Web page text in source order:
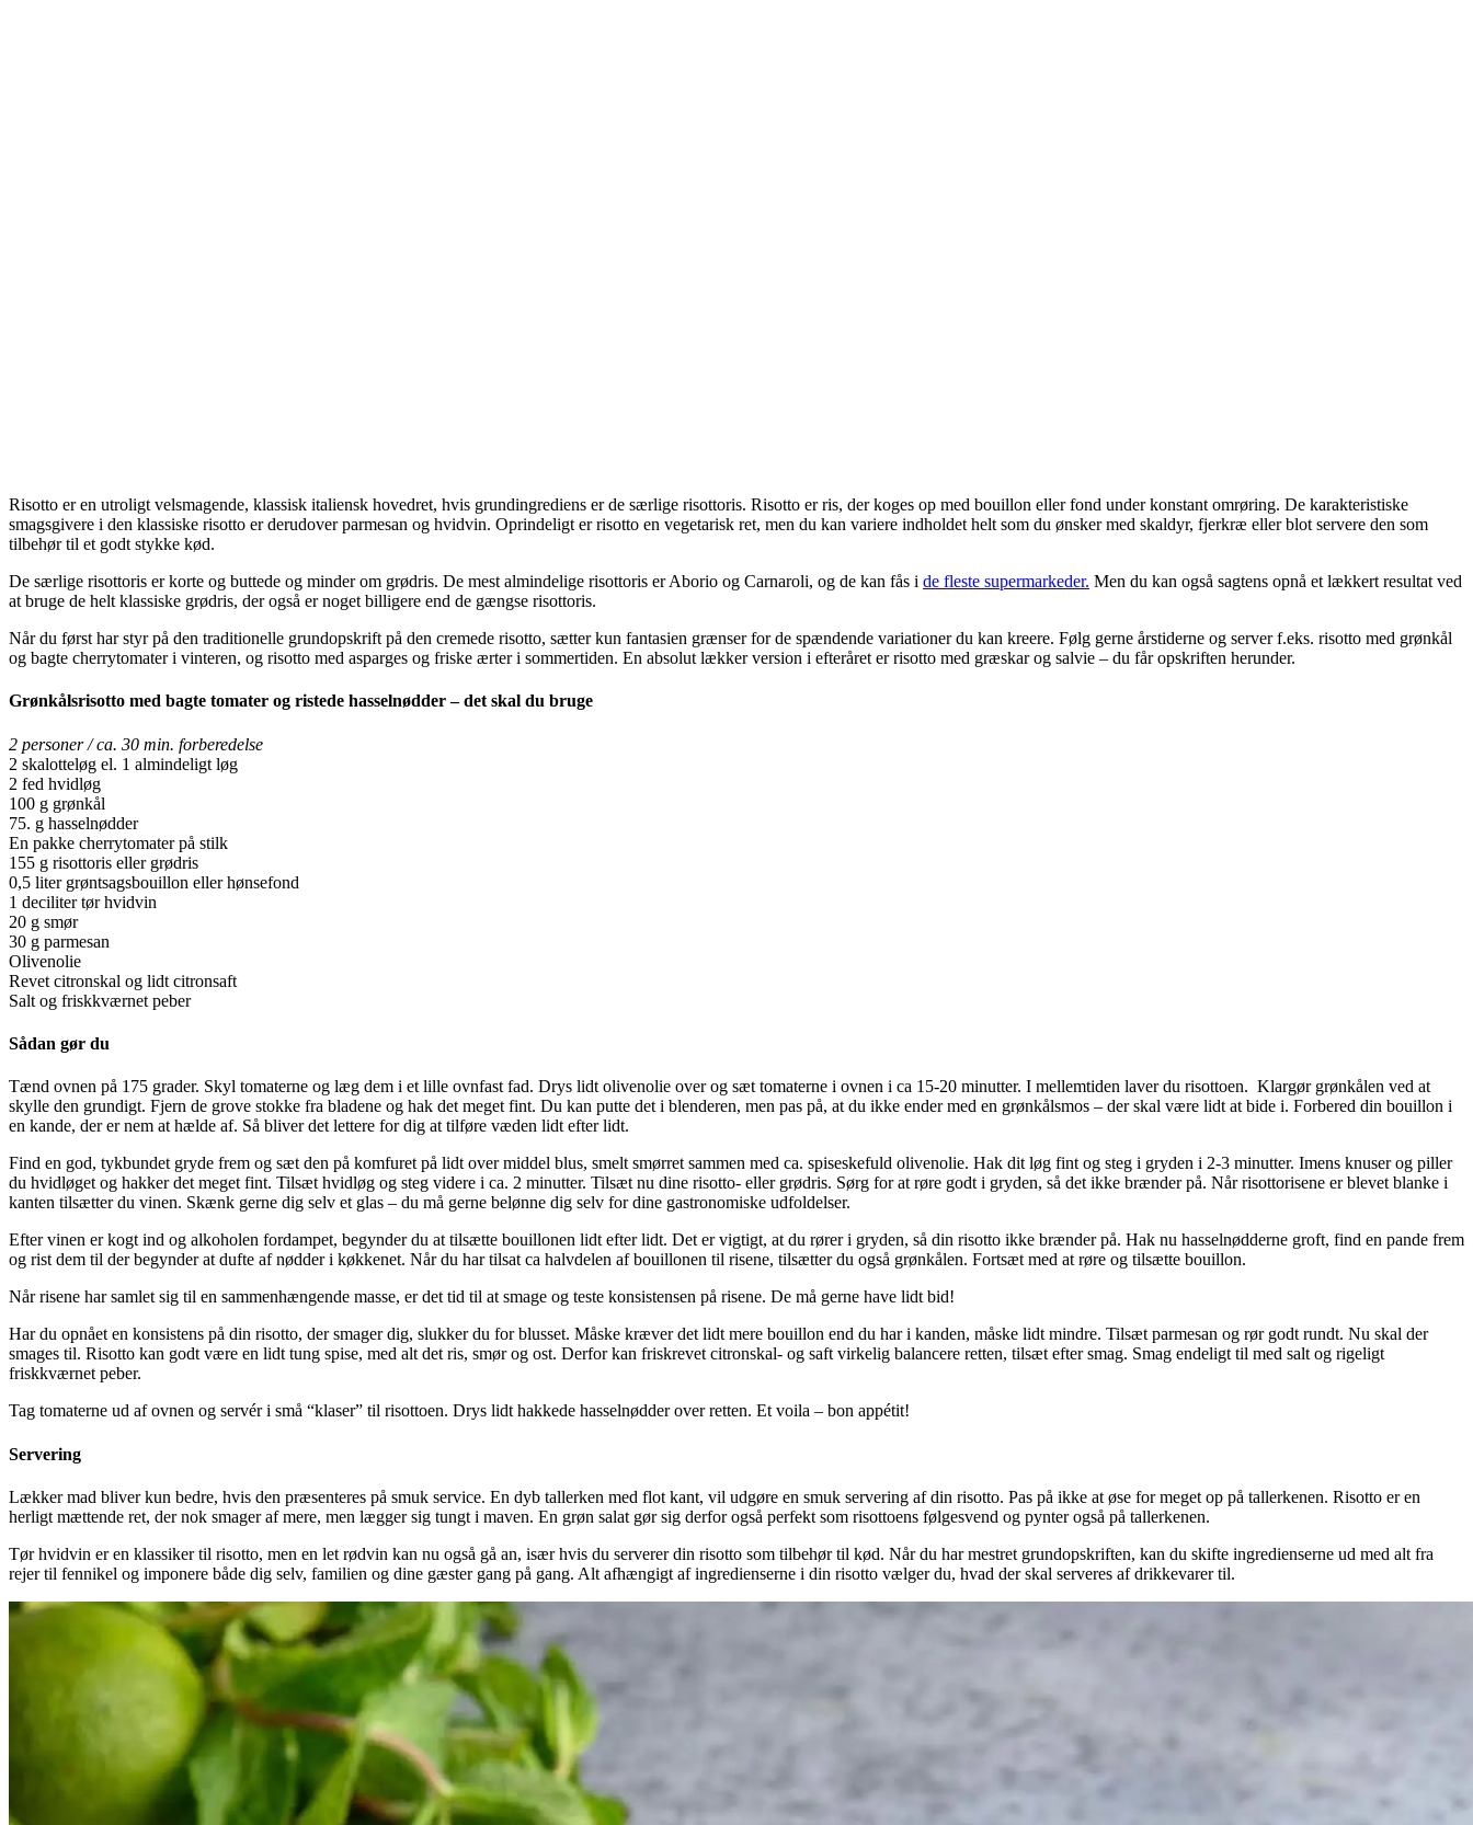
Risotto er en utroligt velsmagende, klassisk italiensk hovedret, hvis grundingrediens er de særlige risottoris. Risotto er ris, der koges op med bouillon eller fond under konstant omrøring. De karakteristiske
smagsgivere i den klassiske risotto er derudover parmesan og hvidvin. Oprindeligt er risotto en vegetarisk ret, men du kan variere indholdet helt som du ønsker med skaldyr, fjerkræ eller blot servere den som
tilbehør til et godt stykke kød.
De særlige risottoris er korte og buttede og minder om grødris. De mest almindelige risottoris er Aborio og Carnaroli, og de kan fås i de fleste supermarkeder. Men du kan også sagtens opnå et lækkert resultat ved
at bruge de helt klassiske grødris, der også er noget billigere end de gængse risottoris.
Når du først har styr på den traditionelle grundopskrift på den cremede risotto, sætter kun fantasien grænser for de spændende variationer du kan kreere. Følg gerne årstiderne og server f.eks. risotto med grønkål
og bagte cherrytomater i vinteren, og risotto med asparges og friske ærter i sommertiden. En absolut lækker version i efteråret er risotto med græskar og salvie – du får opskriften herunder.
Grønkålsrisotto med bagte tomater og ristede hasselnødder – det skal du bruge
2 personer / ca. 30 min. forberedelse
2 skalotteløg el. 1 almindeligt løg
2 fed hvidløg
100 g grønkål
75. g hasselnødder
En pakke cherrytomater på stilk
155 g risottoris eller grødris
0,5 liter grøntsagsbouillon eller hønsefond
1 deciliter tør hvidvin
20 g smør
30 g parmesan
Olivenolie
Revet citronskal og lidt citronsaft
Salt og friskkværnet peber
Sådan gør du
Tænd ovnen på 175 grader. Skyl tomaterne og læg dem i et lille ovnfast fad. Drys lidt olivenolie over og sæt tomaterne i ovnen i ca 15-20 minutter. I mellemtiden laver du risottoen. Klargør grønkålen ved at
skylle den grundigt. Fjern de grove stokke fra bladene og hak det meget fint. Du kan putte det i blenderen, men pas på, at du ikke ender med en grønkålsmos – der skal være lidt at bide i. Forbered din bouillon i
en kande, der er nem at hælde af. Så bliver det lettere for dig at tilføre væden lidt efter lidt.
Find en god, tykbundet gryde frem og sæt den på komfuret på lidt over middel blus, smelt smørret sammen med ca. spiseskefuld olivenolie. Hak dit løg fint og steg i gryden i 2-3 minutter. Imens knuser og piller
du hvidløget og hakker det meget fint. Tilsæt hvidløg og steg videre i ca. 2 minutter. Tilsæt nu dine risotto- eller grødris. Sørg for at røre godt i gryden, så det ikke brænder på. Når risottorisene er blevet blanke i
kanten tilsætter du vinen. Skænk gerne dig selv et glas – du må gerne belønne dig selv for dine gastronomiske udfoldelser.
Efter vinen er kogt ind og alkoholen fordampet, begynder du at tilsætte bouillonen lidt efter lidt. Det er vigtigt, at du rører i gryden, så din risotto ikke brænder på. Hak nu hasselnødderne groft, find en pande frem
og rist dem til der begynder at dufte af nødder i køkkenet. Når du har tilsat ca halvdelen af bouillonen til risene, tilsætter du også grønkålen. Fortsæt med at røre og tilsætte bouillon.
Når risene har samlet sig til en sammenhængende masse, er det tid til at smage og teste konsistensen på risene. De må gerne have lidt bid!
Har du opnået en konsistens på din risotto, der smager dig, slukker du for blusset. Måske kræver det lidt mere bouillon end du har i kanden, måske lidt mindre. Tilsæt parmesan og rør godt rundt. Nu skal der
smages til. Risotto kan godt være en lidt tung spise, med alt det ris, smør og ost. Derfor kan friskrevet citronskal- og saft virkelig balancere retten, tilsæt efter smag. Smag endeligt til med salt og rigeligt
friskkværnet peber.
Tag tomaterne ud af ovnen og servér i små “klaser” til risottoen. Drys lidt hakkede hasselnødder over retten. Et voila – bon appétit!
Servering
Lækker mad bliver kun bedre, hvis den præsenteres på smuk service. En dyb tallerken med flot kant, vil udgøre en smuk servering af din risotto. Pas på ikke at øse for meget op på tallerkenen. Risotto er en
herligt mættende ret, der nok smager af mere, men lægger sig tungt i maven. En grøn salat gør sig derfor også perfekt som risottoens følgesvend og pynter også på tallerkenen.
Tør hvidvin er en klassiker til risotto, men en let rødvin kan nu også gå an, især hvis du serverer din risotto som tilbehør til kød. Når du har mestret grundopskriften, kan du skifte ingredienserne ud med alt fra
rejer til fennikel og imponere både dig selv, familien og dine gæster gang på gang. Alt afhængigt af ingredienserne i din risotto vælger du, hvad der skal serveres af drikkevarer til.